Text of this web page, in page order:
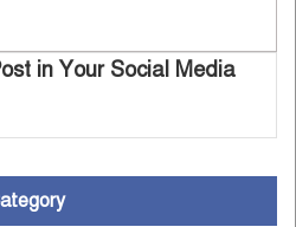
in Your Social Media